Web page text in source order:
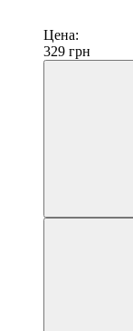
Цена:
329 грн